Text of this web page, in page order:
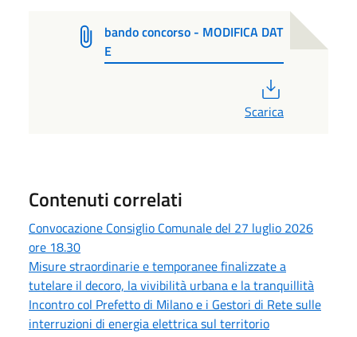
bando concorso - MODIFICA DAT
E
Scarica
Contenuti correlati
Convocazione Consiglio Comunale del 27 luglio 2026
ore 18.30
Misure straordinarie e temporanee finalizzate a
tutelare il decoro, la vivibilità urbana e la tranquillità
Incontro col Prefetto di Milano e i Gestori di Rete sulle
interruzioni di energia elettrica sul territorio